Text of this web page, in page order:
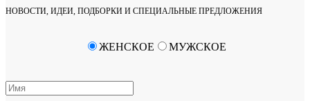
НОВОСТИ, ИДЕИ, ПОДБОРКИ И СПЕЦИАЛЬНЫЕ ПРЕДЛОЖЕНИЯ
ЖЕНСКОЕ МУЖСКОЕ